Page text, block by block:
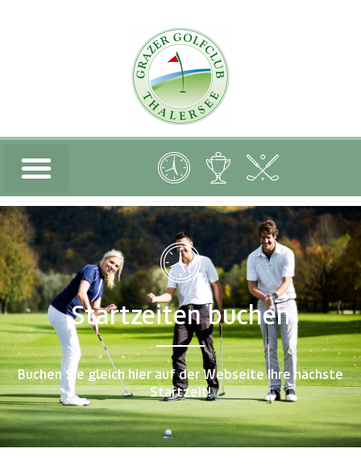
Startzeiten buchen
Buchen Sie gleich hier auf der Webseite Ihre nächste
Startzeit!